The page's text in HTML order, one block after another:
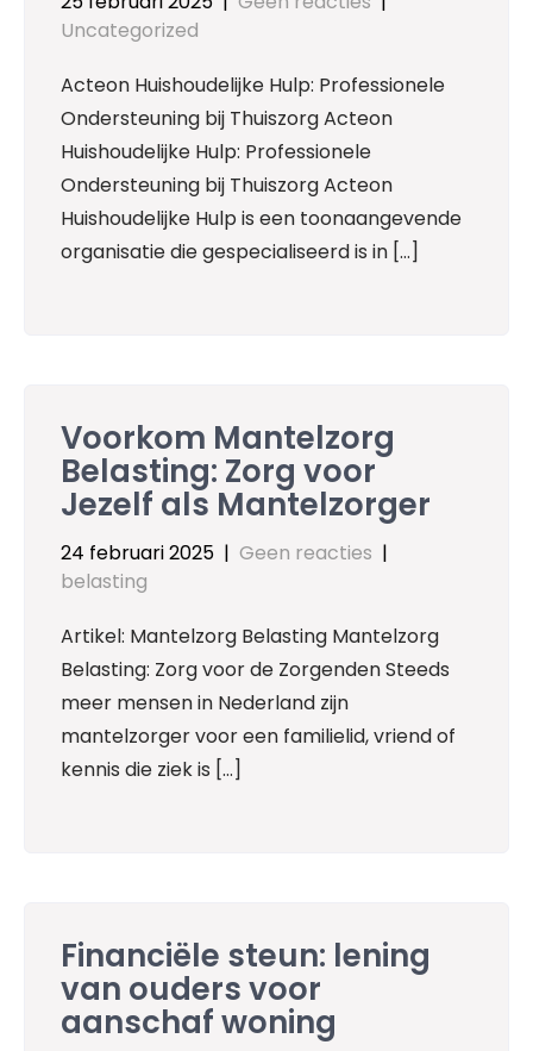
Uncategorized
Acteon Huishoudelijke Hulp: Professionele
Ondersteuning bij Thuiszorg Acteon
Huishoudelijke Hulp: Professionele
Ondersteuning bij Thuiszorg Acteon
Huishoudelijke Hulp is een toonaangevende
organisatie die gespecialiseerd is in […]
Voorkom Mantelzorg
Belasting: Zorg voor
Jezelf als Mantelzorger
24 februari 2025 | Geen reacties |
belasting
Artikel: Mantelzorg Belasting Mantelzorg
Belasting: Zorg voor de Zorgenden Steeds
meer mensen in Nederland zijn
mantelzorger voor een familielid, vriend of
kennis die ziek is […]
Financiële steun: lening
van ouders voor
aanschaf woning